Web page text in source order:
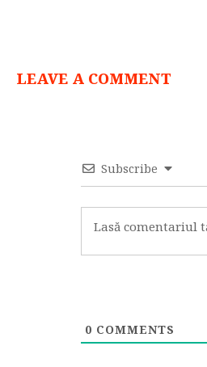
LEAVE A COMMENT
Subscribe
0 COMMENTS